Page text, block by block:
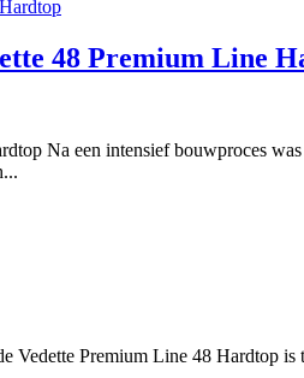
48 Premium Line
Na een intensief bouwproces
Vedette Premium Line 48 Hardtop